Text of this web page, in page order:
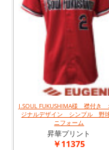
J.SOUL FUKUSHIMA様 襟付き
ジナルデザイン シンプル 野
ニフォーム
昇華プリント
￥11375